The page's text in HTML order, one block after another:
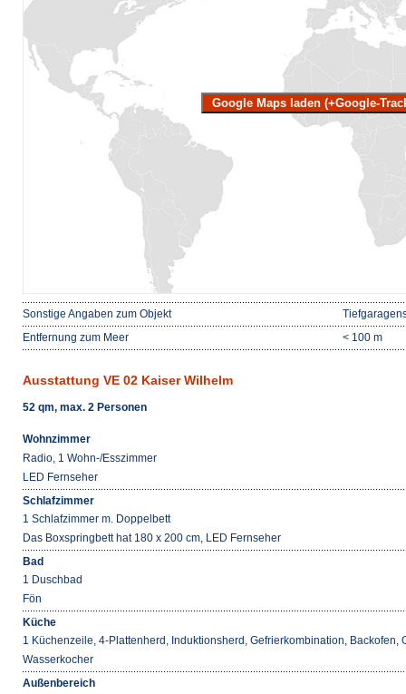
Google Maps laden (+Google-
Sonstige Angaben zum Objekt
Entfernung zum Meer
< 100 m
Ausstattung VE 02 Kaiser Wilhelm
52 qm, max. 2 Personen
Wohnzimmer
Radio, 1 Wohn-/Esszimmer
LED Fernseher
Schlafzimmer
1 Schlafzimmer m. Doppelbett
Das Boxspringbett hat 180 x 200 cm, LED Fernseher
Bad
1 Duschbad
Fön
Küche
1 Küchenzeile, 4-Plattenherd, Induktionsherd, Gefrierkombination, Backofen,
Wasserkocher
Außenbereich